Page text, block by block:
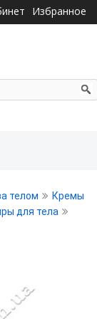
Избранное
телом
Кремы
для тела